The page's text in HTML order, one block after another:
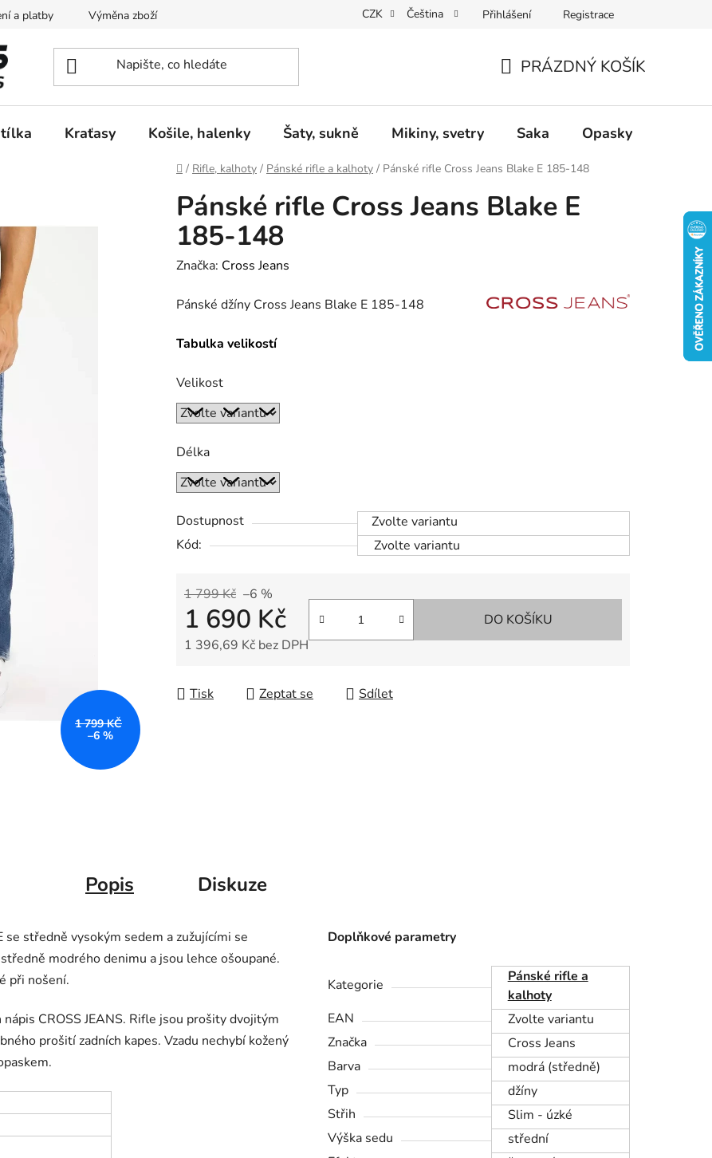
a platby Výměna zboží Dárkové poukazy Dostupnost Obchodní podmínky
CZK Čeština Přihlášení Registrace
KOŠÍK
PRÁZDNÝ KOŠÍK
Kraťasy Košile, halenky Šaty, sukně Mikiny, svetry Saka Opasky
Domů
/ Rifle, kalhoty / Pánské rifle a kalhoty / Pánské rifle Cross Jeans Blake E 185-148
Pánské rifle Cross Jeans Blake E
185-148
Značka: Cross Jeans
Pánské džíny Cross Jeans Blake E 185-148
Tabulka velikostí
Velikost
Délka
Dostupnost
Zvolte variantu
Kód:
Zvolte variantu
1 799 Kč –6 %
1 690 Kč
1 396,69 Kč bez DPH
DO KOŠÍKU
Tisk Zeptat se Sdílet
1 799 KČ
–6 %
Popis Diskuze
středně vysokým sedem a zužujícími se
modrého denimu a jsou lehce ošoupané.
při nošení.
nápis CROSS JEANS. Rifle jsou prošity dvojitým
prošití zadních kapes. Vzadu nechybí kožený
Doplňkové parametry
Kategorie
Pánské rifle a
kalhoty
EAN
Zvolte variantu
Značka
Cross Jeans
Barva
modrá (středně)
Typ
džíny
Střih
Slim - úzké
Výška sedu
střední